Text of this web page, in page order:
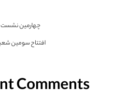
چهارمین نشست
افتتاح سومین
Comments